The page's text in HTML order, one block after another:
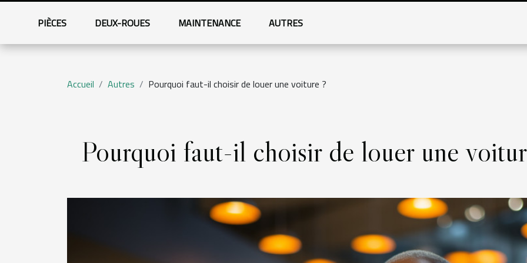
PIÈCES DEUX-ROUES MAINTENANCE AUTRES
Accueil Autres Pourquoi faut-il choisir de louer une voiture ?
Pourquoi faut-il choisir de louer une